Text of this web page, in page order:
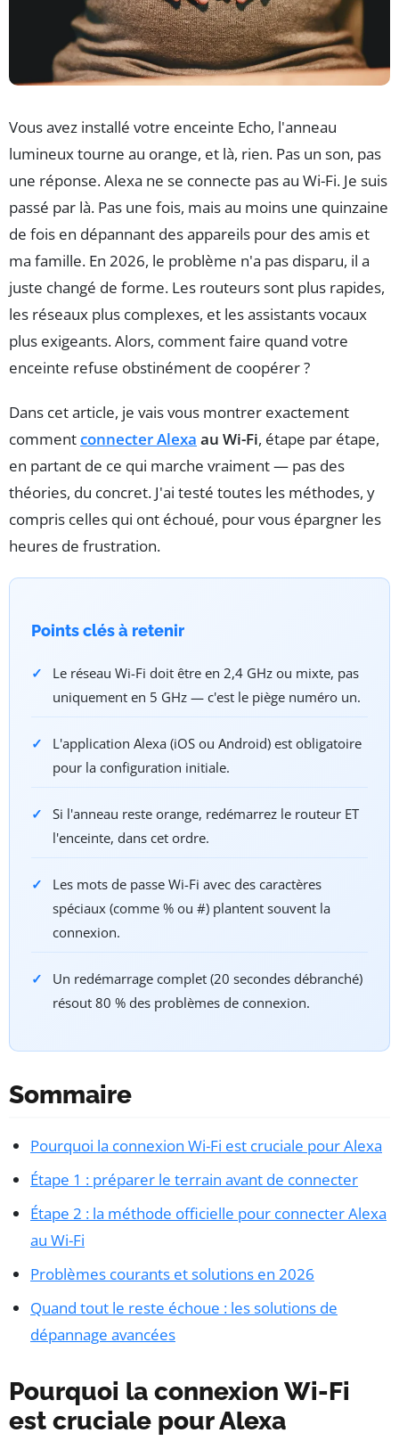
Vous avez installé votre enceinte Echo, l'anneau
lumineux tourne au orange, et là, rien. Pas un son, pas
une réponse. Alexa ne se connecte pas au Wi-Fi. Je suis
passé par là. Pas une fois, mais au moins une quinzaine
de fois en dépannant des appareils pour des amis et
ma famille. En 2026, le problème n'a pas disparu, il a
juste changé de forme. Les routeurs sont plus rapides,
les réseaux plus complexes, et les assistants vocaux
plus exigeants. Alors, comment faire quand votre
enceinte refuse obstinément de coopérer ?
Dans cet article, je vais vous montrer exactement
commentconnecter Alexa au Wi-Fi, étape par étape,
en partant de ce qui marche vraiment — pas des
théories, du concret. J'ai testé toutes les méthodes, y
compris celles qui ont échoué, pour vous épargner les
heures de frustration.
Points clés à retenir
Le réseau Wi-Fi doit être en 2,4 GHz ou mixte, pas
uniquement en 5 GHz — c'est le piège numéro un.
L'application Alexa (iOS ou Android) est obligatoire
pour la configuration initiale.
Si l'anneau reste orange, redémarrez le routeur ET
l'enceinte, dans cet ordre.
Les mots de passe Wi-Fi avec des caractères
spéciaux (comme % ou #) plantent souvent la
connexion.
Un redémarrage complet (20 secondes débranché)
résout 80 % des problèmes de connexion.
Sommaire
Pourquoi la connexion Wi-Fi est cruciale pour Alexa
Étape 1 : préparer le terrain avant de connecter
Étape 2 : la méthode officielle pour connecter Alexa
au Wi-Fi
Problèmes courants et solutions en 2026
Quand tout le reste échoue : les solutions de
dépannage avancées
Pourquoi la connexion Wi-Fi
est cruciale pour Alexa